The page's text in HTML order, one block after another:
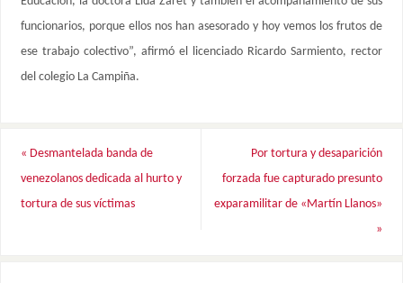
funcionarios, porque ellos nos han asesorado y hoy vemos los frutos de
ese trabajo colectivo”, afirmó el licenciado Ricardo Sarmiento, rector
del colegio La Campiña.
« Desmantelada banda de
venezolanos dedicada al hurto y
tortura de sus víctimas
Por tortura y desaparición
forzada fue capturado presunto
exparamilitar de «Martín Llanos»
»